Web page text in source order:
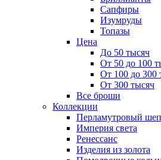
Сапфиры
Изумруды
Топазы
Цена
До 50 тысяч
От 50 до 100
От 100 до 300
От 300 тысяч
Все броши
Коллекции
Перламутровый
Империя света
Ренессанс
Изделия из золота